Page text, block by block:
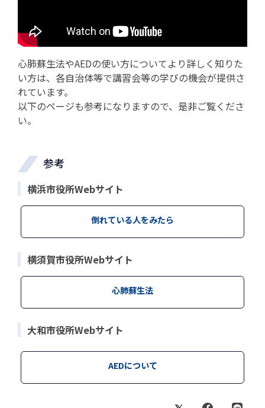
心肺蘇生法やAEDの使い方についてより詳しく知りた
い方は、各自治体等で講習会等の学びの機会が提供さ
れています。
以下のページも参考になりますので、是非ご覧くださ
い。
参考
横浜市役所Webサイト
倒れている人をみたら
横須賀市役所Webサイト
心肺蘇生法
大和市役所Webサイト
AEDについて